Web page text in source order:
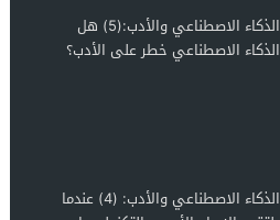
الذكاء الاصطناعي والأدب:(5) هل
الذكاء الاصطناعي خطر على الأدب؟
الذكاء الاصطناعي والأدب: (4) عندما